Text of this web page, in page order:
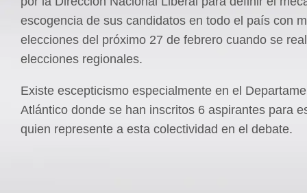
escogencia de sus candidatos en todo el país con
elecciones del próximo 27 de febrero cuando se
elecciones regionales.
Existe escepticismo especialmente en el
Atlántico donde se han inscritos 6 aspirantes para
quien represente a esta colectividad en el debate.